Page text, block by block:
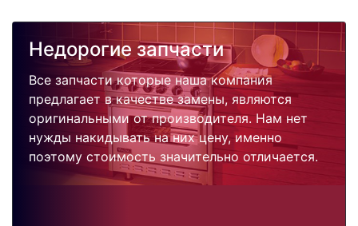
Недорогие запчасти
Все запчасти которые наша компания
предлагает в качестве замены, являются
оригинальными от производителя. Нам нет
нужды накидывать на них цену, именно
поэтому стоимость значительно отличается.